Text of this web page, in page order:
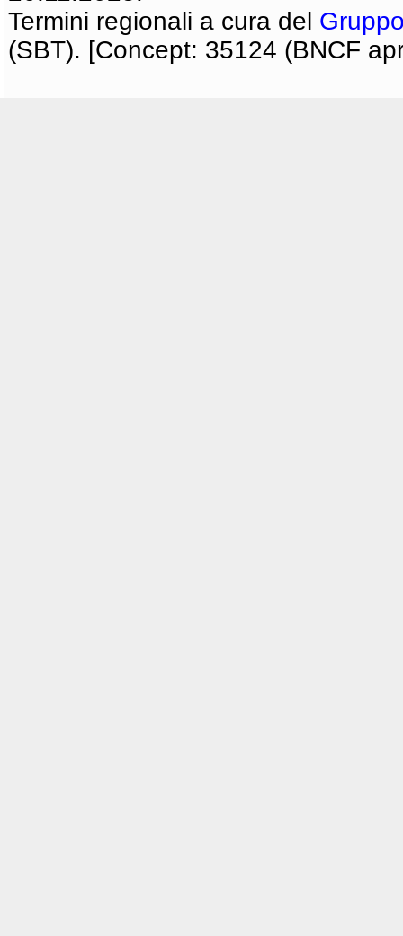
Termini regionali a cura del
(SBT). [Concept: 35124 (BNCF